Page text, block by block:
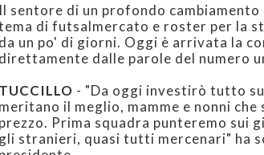
Il sentore di un profondo cambiamento
di futsalmercato e roster per la
da un po' di giorni. Oggi è arrivata la
direttamente dalle parole del numero
TUCCILLO - "Da oggi investirò tutto
meritano il meglio, mamme e nonni
prezzo. Prima squadra punteremo sui
gli stranieri, quasi tutti mercenari" ha